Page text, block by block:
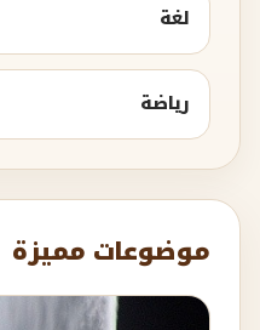
لغة
رياضة
موضوعات مميزة